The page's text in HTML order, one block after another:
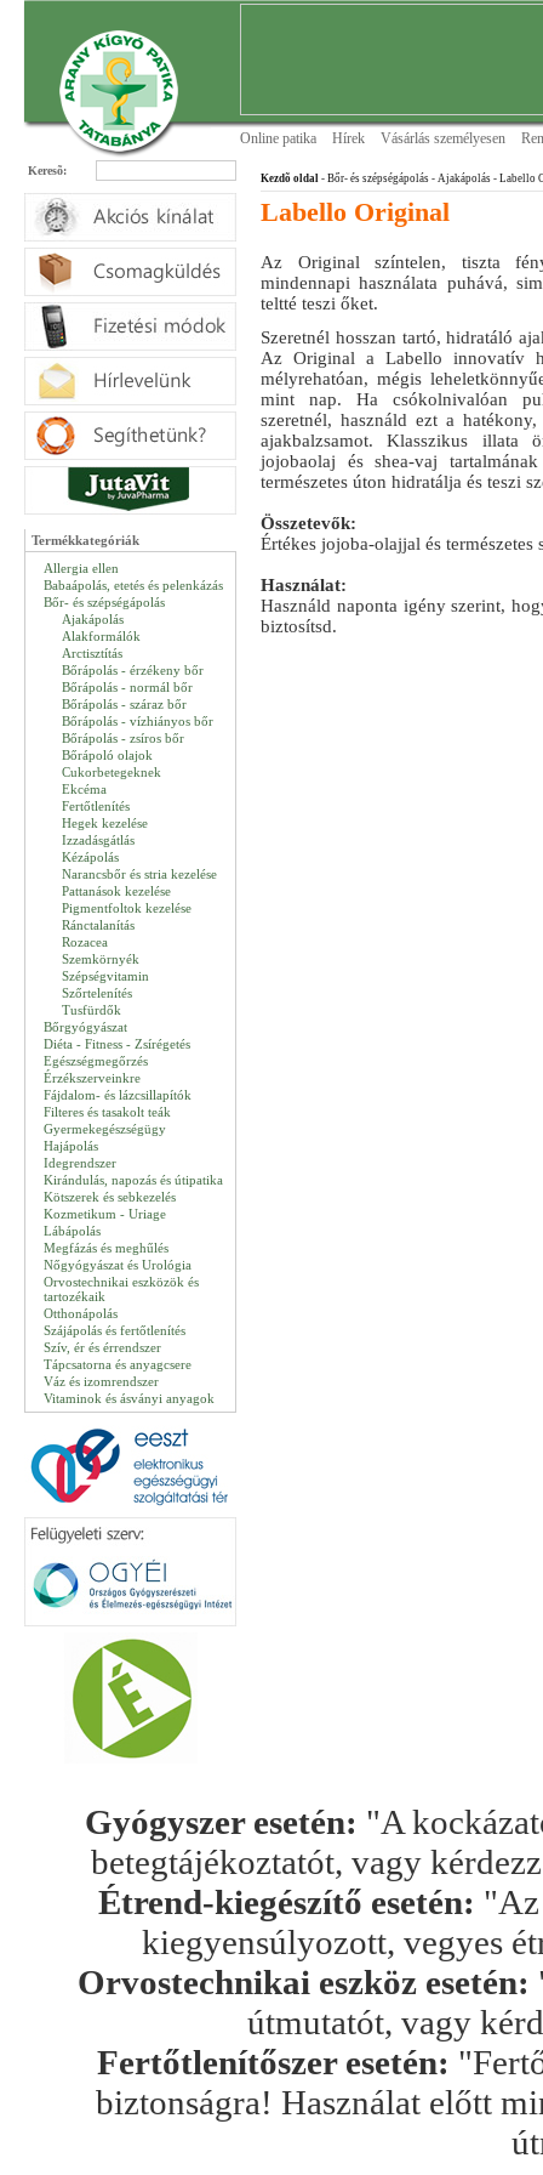
Online patika Hírek Vásárlás személyesen
Keresõ:
Termékkategóriák
Allergia ellen
Babaápolás, etetés és pelenkázás
Bőr- és szépségápolás
Ajakápolás
Alakformálók
Arctisztítás
Bőrápolás - érzékeny bőr
Bőrápolás - normál bőr
Bőrápolás - száraz bőr
Bőrápolás - vízhiányos bőr
Bőrápolás - zsíros bőr
Bőrápoló olajok
Cukorbetegeknek
Ekcéma
Fertőtlenítés
Hegek kezelése
Izzadásgátlás
Kézápolás
Narancsbőr és stria kezelése
Pattanások kezelése
Pigmentfoltok kezelése
Ránctalanítás
Rozacea
Szemkörnyék
Szépségvitamin
Szőrtelenítés
Tusfürdők
Bőrgyógyászat
Diéta - Fitness - Zsírégetés
Egészségmegőrzés
Érzékszerveinkre
Fájdalom- és lázcsillapítók
Filteres és tasakolt teák
Gyermekegészségügy
Hajápolás
Idegrendszer
Kirándulás, napozás és útipatika
Kötszerek és sebkezelés
Kozmetikum - Uriage
Lábápolás
Megfázás és meghűlés
Nőgyógyászat és Urológia
Orvostechnikai eszközök és
tartozékaik
Otthonápolás
Szájápolás és fertőtlenítés
Szív, ér és érrendszer
Tápcsatorna és anyagcsere
Váz és izomrendszer
Vitaminok és ásványi anyagok
Kezdõ oldal - Bőr- és szépségápolás - Ajakápolás - Labello
Labello Original
Az Original színtelen, tiszta
mindennapi használata puhává,
teltté teszi őket.
Szeretnél hosszan tartó, hidratáló
Az Original a Labello innovatív
mélyrehatóan, mégis
mint nap. Ha csókolnivalóan
szeretnél, használd ezt a
ajakbalzsamot. Klasszikus illata
jojobaolaj és shea-vaj
természetes úton hidratálja és teszi
Összetevők:
Értékes jojoba-olajjal és természetes
Használat:
Használd naponta igény szerint,
biztosítsd.
Gyógyszer esetén: "A
betegtájékoztatót, vagy
Étrend-kiegészítő esetén: "Az
kiegyensúlyozott, vegyes
Orvostechnikai eszköz esetén:
útmutatót, vagy
Fertőtlenítőszer esetén:
biztonságra! Használat előtt